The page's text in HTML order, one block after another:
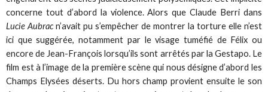
concerne tout d’abord la violence. Alors que Claude Berri dans
Lucie Aubrac n’avait pu s’empêcher de montrer la torture elle n’est
ici que suggérée, notamment par le visage tuméfié de Félix ou
encore de Jean-François lorsqu’ils sont arrêtés par la Gestapo. Le
film est à l’image de la première scène qui nous désigne d’abord les
Champs Elysées déserts. Du hors champ provient ensuite le son